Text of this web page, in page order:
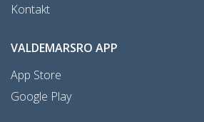
Kontakt
VALDEMARSRO APP
App Store
Google Play